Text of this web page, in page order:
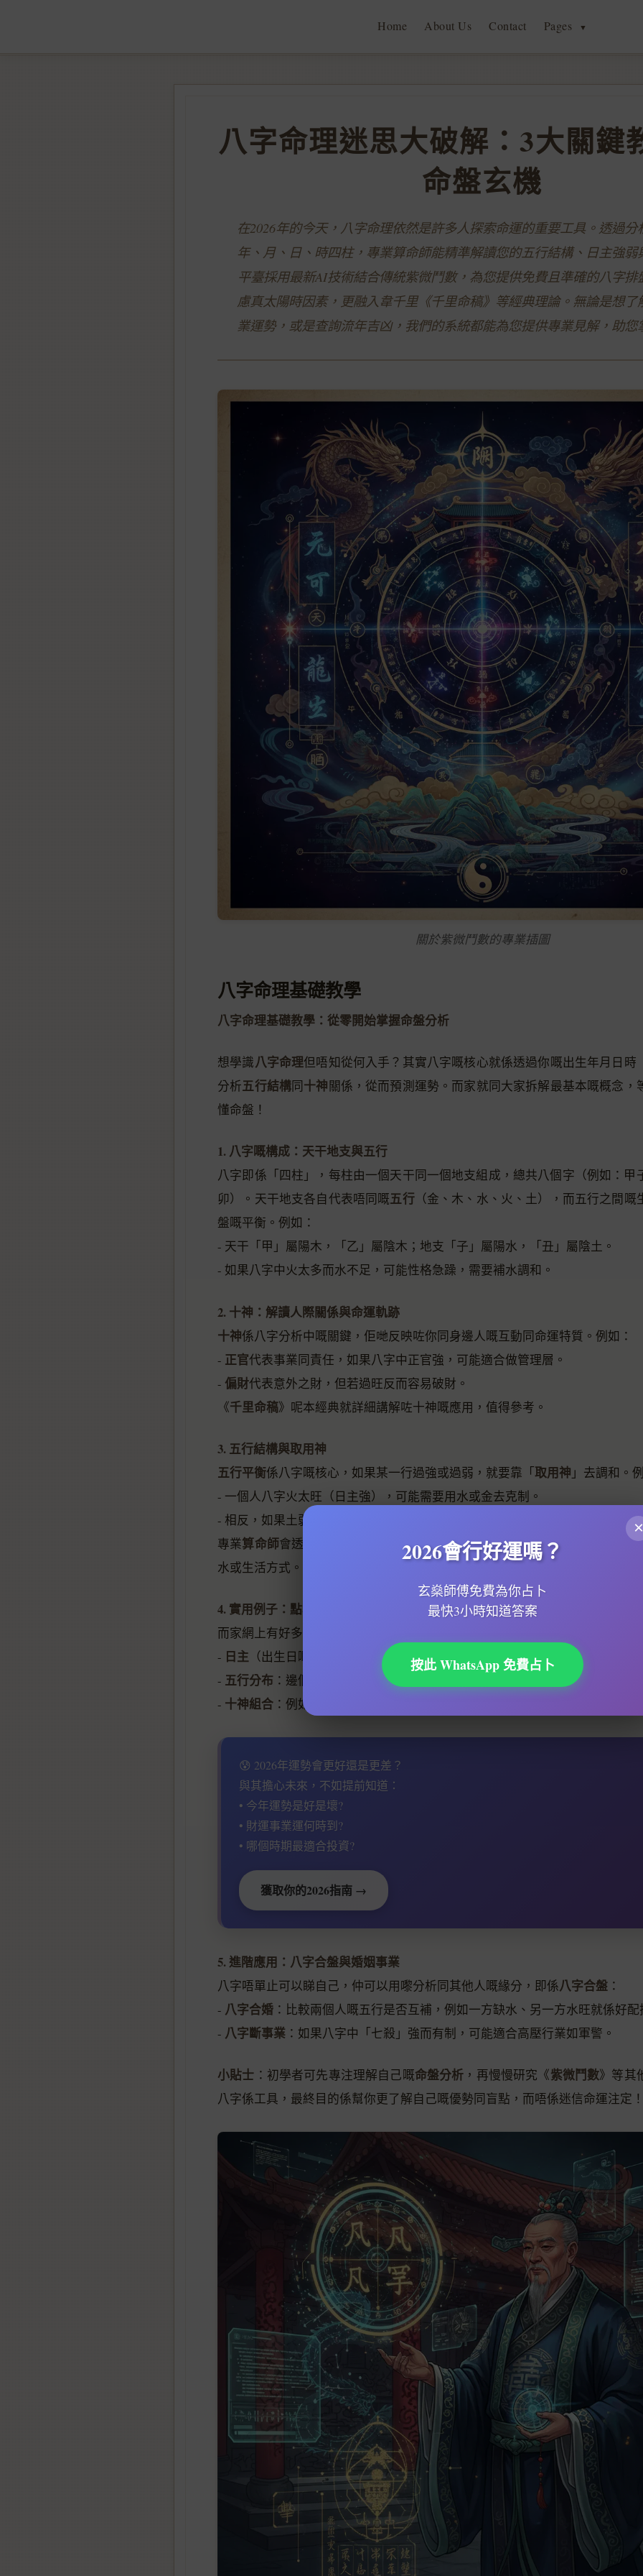
Home About Us Contact Pages ▼
八字命理迷思大破解：3大關鍵
命盤玄機
在2026年的今天，八字命理依然是許多人探索命運的重要工具。透過
年、月、日、時四柱，專業算命師能精準解讀您的五行結構、日主強弱
平臺採用最新AI技術結合傳統紫微鬥數，為您提供免費且準確的八字排
慮真太陽時因素，更融入韋千里《千里命稿》等經典理論。無論是想了
業運勢，或是查詢流年吉凶，我們的系統都能為您提供專業見解，助您
關於紫微鬥數的專業插圖
八字命理基礎教學
八字命理基礎教學：從零開始掌握命盤分析
想學識八字命理但唔知從何入手？其實八字嘅核心就係透過你嘅出生年月日時
分析五行結構同十神關係，從而預測運勢。而家就同大家拆解最基本嘅概念，
懂命盤！
1. 八字嘅構成：天干地支與五行
八字即係「四柱」，每柱由一個天干同一個地支組成，總共八個字（例如：甲
卯）。天干地支各自代表唔同嘅五行（金、木、水、火、土），而五行之間嘅
盤嘅平衡。例如：
- 天干「甲」屬陽木，「乙」屬陰木；地支「子」屬陽水，「丑」屬陰土。
- 如果八字中火太多而水不足，可能性格急躁，需要補水調和。
2. 十神：解讀人際關係與命運軌跡
十神係八字分析中嘅關鍵，佢哋反映咗你同身邊人嘅互動同命運特質。例如：
- 正官代表事業同責任，如果八字中正官強，可能適合做管理層。
- 偏財代表意外之財，但若過旺反而容易破財。
《千里命稿》呢本經典就詳細講解咗十神嘅應用，值得參考。
3. 五行結構與取用神
五行平衡係八字嘅核心，如果某一行過強或過弱，就要靠「取用神 」去調和。
- 一個人八字火太旺（日主強），可能需要用水或金去克制。
- 相反，如果土弱（日主弱），就要用火或土去生扶。
專業算命師會透過 工具（例如徐子平命理網嘅系統）快速計算五行強
水或生活方式。
4. 實用例子：點樣自己排盤？
而家網上有好多免費
- 日主 （出生日嘅天干）：代表自己，強弱影響整體運勢。
- 五行分布 ：邊個元素最多？邊個最少？
- 十神組合 ：例如正官+正印可能適合公職，傷官+偏財可能適合創業。
😰 2026年運勢會更好還是更差？
與其擔心未來，不如提前知道：
• 今年運勢是好是壞?
• 財運事業運何時到?
• 哪個時期最適合投資?
獲取你的2026指南 →
5. 進階應用：八字合盤與婚姻事業
八字唔單止可以睇自己，仲可以用嚟分析同其他人嘅緣分，即係八字合盤 ：
- 八字合婚 ：比較兩個人嘅五行是否互補，例如一方缺水、另一方水旺就係好配
- 八字斷事業 ：如果八字中「七殺」強而有制，可能適合高壓行業如軍警。
小貼士 ：初學者可先專注理解自己嘅命盤分析 ，再慢慢研究《紫微鬥數》等其
八字係工具，最終目的係幫你更了解自己嘅優勢同盲點，而唔係迷信命運注定
×
2026會行好運嗎？
玄燊師傅免費為你占卜
最快3小時知道答案
按此 WhatsApp 免費占卜